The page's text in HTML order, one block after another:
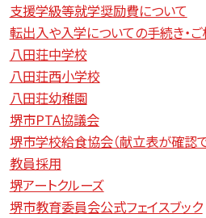
支援学級等就学奨励費について
転出入や入学についての手続き・
八田荘中学校
八田荘西小学校
八田荘幼稚園
堺市PTA協議会
堺市学校給食協会（献立表が確認で
教員採用
堺アートクルーズ
堺市教育委員会公式フェイスブック